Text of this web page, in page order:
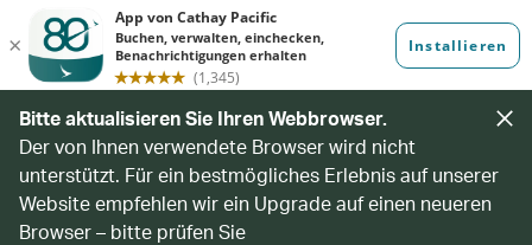
Bitte aktualisieren Sie Ihren Webbrowser.
Der von Ihnen verwendete Browser wird nicht
unterstützt. Für ein bestmögliches Erlebnis auf unserer
Website empfehlen wir ein Upgrade auf einen neueren
Browser – bitte prüfen Sie